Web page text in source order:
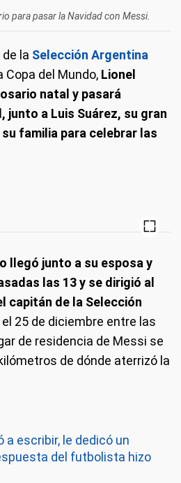
para pasar la Navidad con Messi.
la Selección Argentina
del Mundo, Lionel
natal y pasará
junto a Luis Suárez, su gran
familia para celebrar las
llegó junto a su esposa y
las 13 y se dirigió al
capitán de la Selección
25 de diciembre entre las
de residencia de Messi se
de dónde aterrizó la
a escribir, le dedicó un
del futbolista hizo